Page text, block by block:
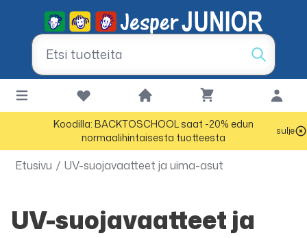
Koodilla: BACKTOSCHOOL saat -20% edun
normaalihintaisesta tuotteesta
sulje
Etusivu / UV-suojavaatteet ja uima-asut
UV-suojavaatteet ja